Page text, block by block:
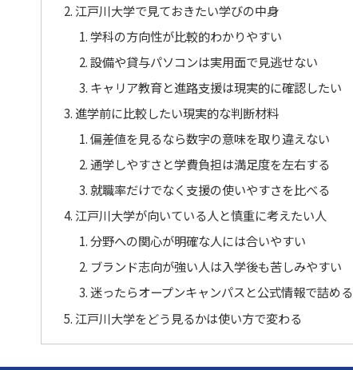
江戸川大学で見ておきたい学びの中身
学科の方向性が比較的わかりやすい
設備や貸与パソコンは実用面で見逃せない
キャリア教育と進路支援は現実的に確認したい
進学前に比較したい現実的な判断材料
偏差値を見るなら数字の意味を取り違えない
通学しやすさと学費負担は満足度を左右する
就職率だけでなく支援の使いやすさを比べる
江戸川大学が向いている人と慎重に考えたい人
分野への関心が明確な人には合いやすい
ブランド志向が強い人は入学後も苦しみやすい
迷ったらオープンキャンパスと公式情報で詰める
江戸川大学をどう見るかは使い方で変わる